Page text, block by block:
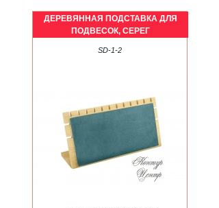
ДЕРЕВЯННАЯ ПОДСТАВКА ДЛЯ
ПОДВЕСОК, СЕРЕГ
SD-1-2